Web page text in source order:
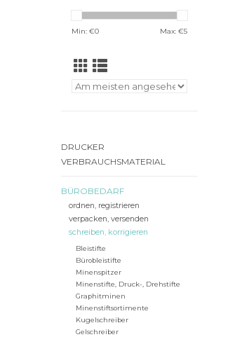
Min: €0 Max: €5
DRUCKER
VERBRAUCHSMATERIAL
BÜROBEDARF
ordnen, registrieren
verpacken, versenden
schreiben, korrigieren
Bleistifte
Bürobleistifte
Minenspitzer
Minenstifte, Druck-, Drehstifte
Graphitminen
Minenstiftsortimente
Kugelschreiber
Gelschreiber